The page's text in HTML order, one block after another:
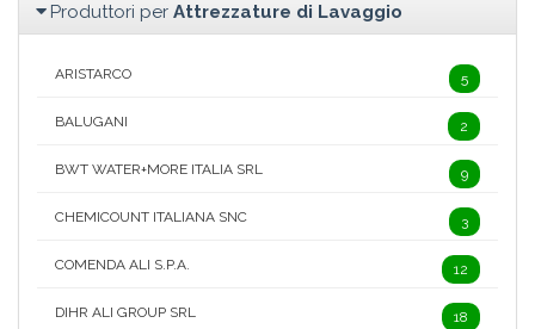
Produttori per Attrezzature di Lavaggio
ARISTARCO 5
BALUGANI 2
BWT WATER+MORE ITALIA SRL 9
CHEMICOUNT ITALIANA SNC 3
COMENDA ALI S.P.A. 12
DIHR ALI GROUP SRL 18